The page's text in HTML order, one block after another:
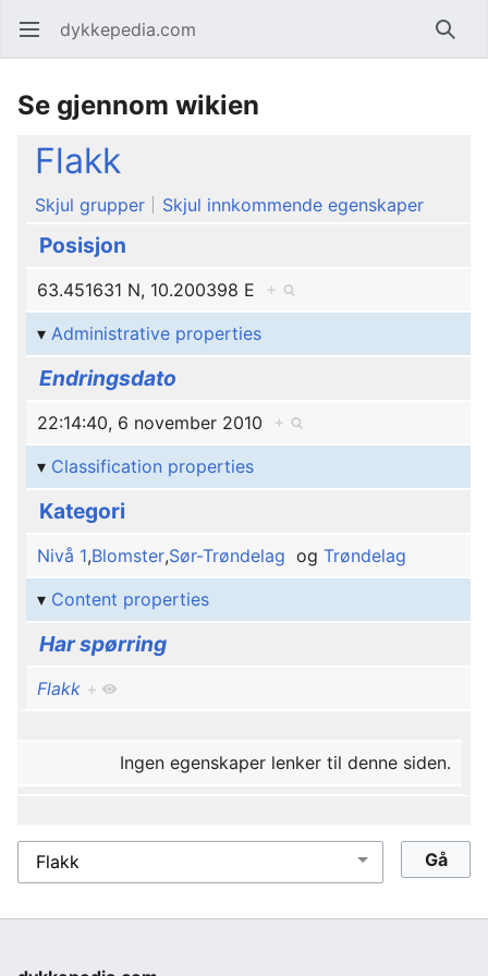
Åpne hovedmenyen dykkepedia.com Søk
Se gjennom wikien
Flakk
Skjul grupper Skjul innkommende egenskaper
Posisjon
63.451631 N, 10.200398 E +
Administrative properties
Endringsdato
22:14:40, 6 november 2010 +
Classification properties
Kategori
Nivå 1,Blomster,Sør-Trøndelag og Trøndelag
Content properties
Har spørring
Flakk +
Ingen egenskaper lenker til denne siden.